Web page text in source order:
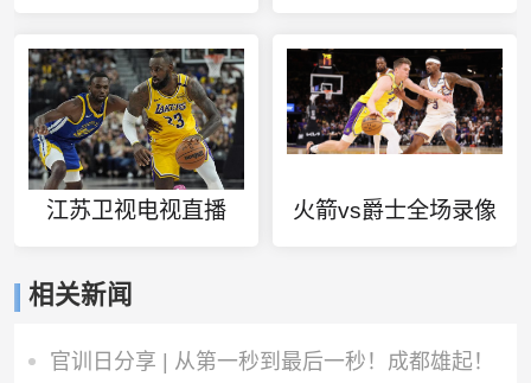
江苏卫视电视直播 火箭vs爵士全场录像
相关新闻
官训日分享 | 从第一秒到最后一秒！成都雄起！